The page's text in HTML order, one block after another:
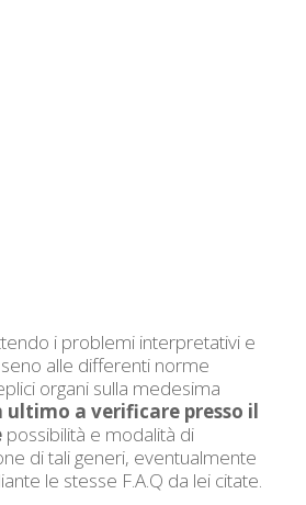
i problemi interpretativi e
alle differenti norme
organi sulla medesima
a verificare presso il
possibilità e modalità di
di tali generi, eventualmente
le stesse F.A.Q da lei citate.